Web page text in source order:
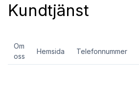
Kundtjänst
Om
oss
Hemsida Telefonnummer